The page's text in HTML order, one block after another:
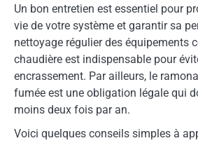
Un bon entretien est essentiel pour
vie de votre système et garantir sa
nettoyage régulier des équipements
chaudière est indispensable pour
encrassement. Par ailleurs, le
fumée est une obligation légale qui
moins deux fois par an.
Voici quelques conseils simples à